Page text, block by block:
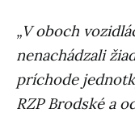
„V oboch
nenachádzali
príchode
RZP Brodské a